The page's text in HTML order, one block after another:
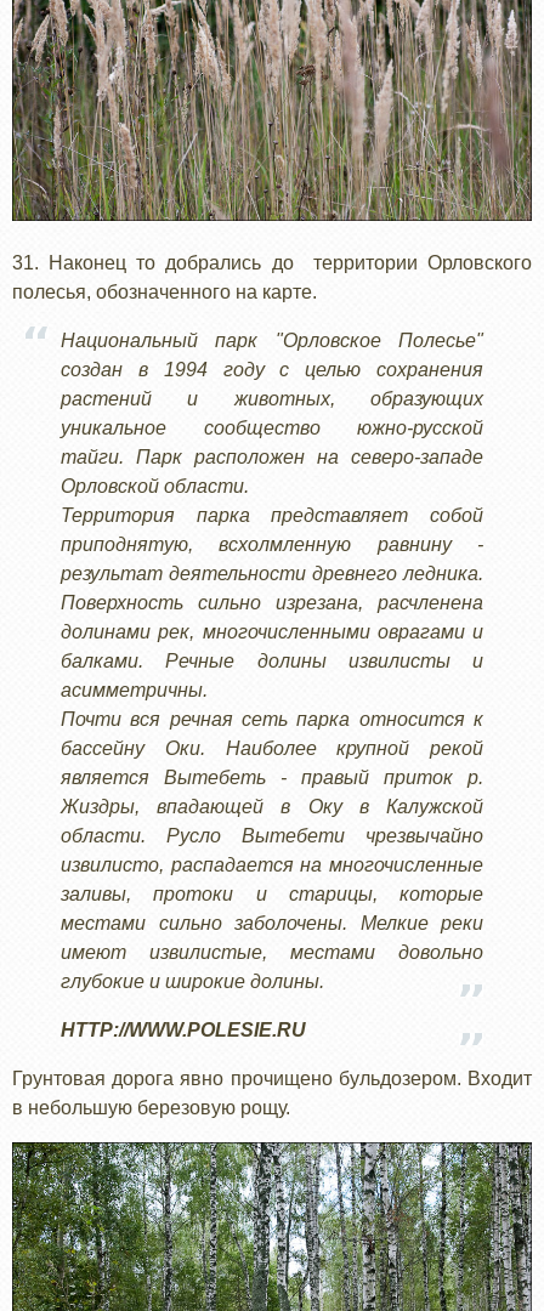
31. Наконец то добрались до территории Орловского
полесья, обозначенного на карте.
Национальный парк "Орловское Полесье"
создан в 1994 году с целью сохранения
растений и животных, образующих
уникальное сообщество южно-русской
тайги. Парк расположен на северо-западе
Орловской области.
Территория парка представляет собой
приподнятую, всхолмленную равнину -
результат деятельности древнего ледника.
Поверхность сильно изрезана, расчленена
долинами рек, многочисленными оврагами и
балками. Речные долины извилисты и
асимметричны.
Почти вся речная сеть парка относится к
бассейну Оки. Наиболее крупной рекой
является Вытебеть - правый приток р.
Жиздры, впадающей в Оку в Калужской
области. Русло Вытебети чрезвычайно
извилисто, распадается на многочисленные
заливы, протоки и старицы, которые
местами сильно заболочены. Мелкие реки
имеют извилистые, местами довольно
глубокие и широкие долины.
HTTP://WWW.POLESIE.RU
Грунтовая дорога явно прочищено бульдозером. Входит
в небольшую березовую рощу.